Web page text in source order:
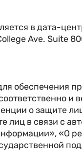
в дата-
Ave. Suite
обеспечения
и
о защите
в связи с
«О